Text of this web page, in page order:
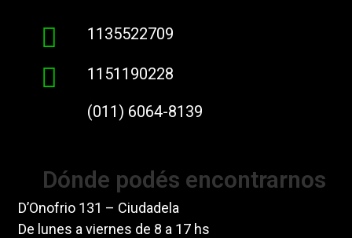
1135522709
1151190228
(011) 6064-8139
Dónde podés encontrarnos
D’Onofrio 131 – Ciudadela
De lunes a viernes de 8 a 17 hs